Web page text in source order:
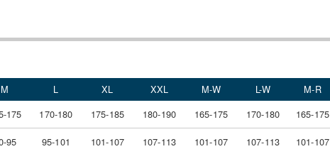
M L XL XXL M-W L-W M-R
175 170-180 175-185 180-190 165-175 170-180 165-175
95 95-101 101-107 107-113 101-107 107-113 101-107